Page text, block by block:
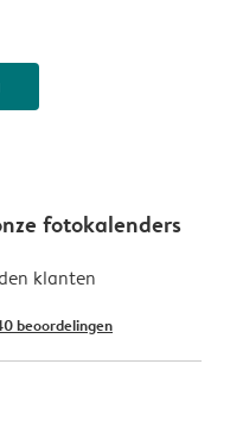
fotokalenders
klanten
beoordelingen